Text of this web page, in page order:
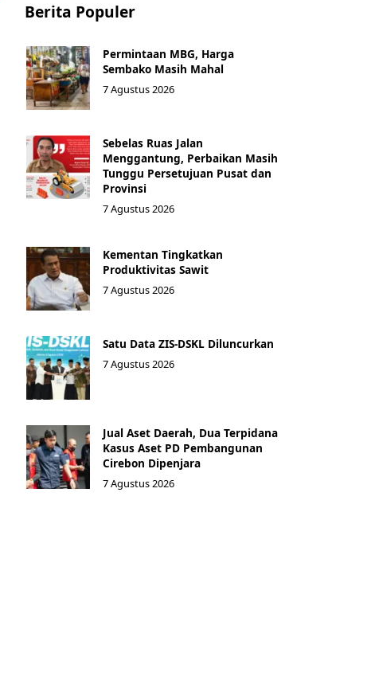
Berita Populer
Permintaan MBG, Harga
Sembako Masih Mahal
7 Agustus 2026
Sebelas Ruas Jalan
Menggantung, Perbaikan Masih
Tunggu Persetujuan Pusat dan
Provinsi
7 Agustus 2026
Kementan Tingkatkan
Produktivitas Sawit
7 Agustus 2026
Satu Data ZIS-DSKL Diluncurkan
7 Agustus 2026
Jual Aset Daerah, Dua Terpidana
Kasus Aset PD Pembangunan
Cirebon Dipenjara
7 Agustus 2026